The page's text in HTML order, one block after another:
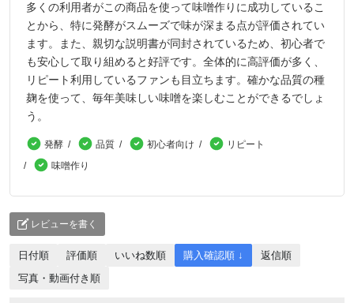
多くの利用者がこの商品を使って味噌作りに成功しているこ
とから、特に発酵がスムーズで味が深まる点が評価されてい
ます。また、親切な説明書が同封されているため、初心者で
も安心して取り組めると好評です。全体的に高評価が多く、
リピート利用しているファンも目立ちます。確かな品質の種
麹を使って、毎年美味しい味噌を楽しむことができるでしょ
う。
発酵 品質 初心者向け
リピート
味噌作り
レビューを書く
日付順 評価順 いいね数順 購入確認順 ↓
返信順
写真・動画付き順